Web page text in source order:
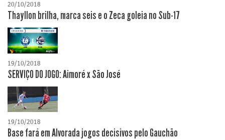
20/10/2018
Thayllon brilha, marca seis e o Zeca goleia no Sub-17
19/10/2018
SERVIÇO DO JOGO: Aimoré x São José
19/10/2018
Base fará em Alvorada jogos decisivos pelo Gauchão